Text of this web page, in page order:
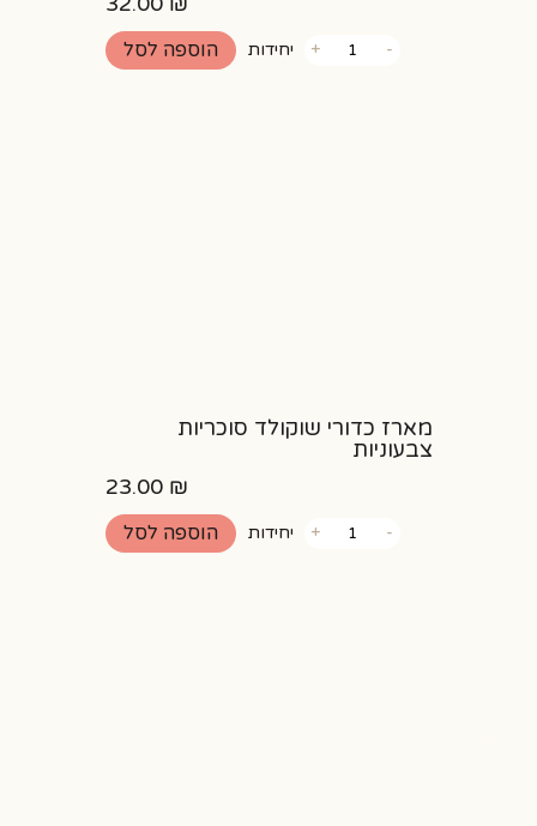
-של
+ יחידות הוספה לסל
מארז כדורי שוקולד סוכריות
צבעוניות
23.00 ₪
-של
+ יחידות הוספה לסל